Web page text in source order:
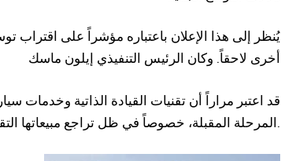
يُنظر إلى هذا الإعلان باعتباره مؤشراً على
أخرى لاحقاً. وكان الرئيس التنفيذي إيلون ماسك
قد اعتبر مراراً أن تقنيات القيادة الذاتية
المرحلة المقبلة، خصوصاً في ظل تراجع مبيعاتها التقليدية خلال الفترة الأخيرة.